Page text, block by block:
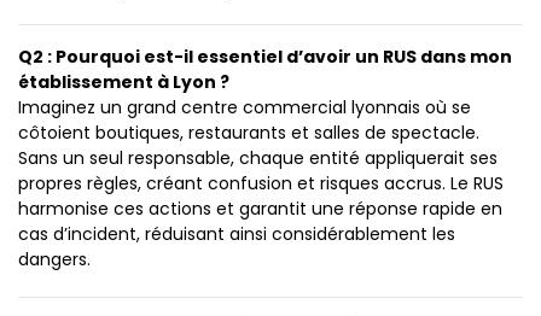
Q2 : Pourquoi est-il essentiel d’avoir un RUS dans mon
établissement à Lyon ?
Imaginez un grand centre commercial lyonnais où se
côtoient boutiques, restaurants et salles de spectacle.
Sans un seul responsable, chaque entité appliquerait ses
propres règles, créant confusion et risques accrus. Le RUS
harmonise ces actions et garantit une réponse rapide en
cas d’incident, réduisant ainsi considérablement les
dangers.